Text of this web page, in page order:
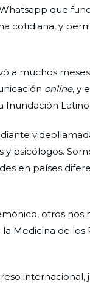
que
cotidiana, y
a muchos
online, y
Inundación
psicólogos.
en países
otros nos
Medicina de los